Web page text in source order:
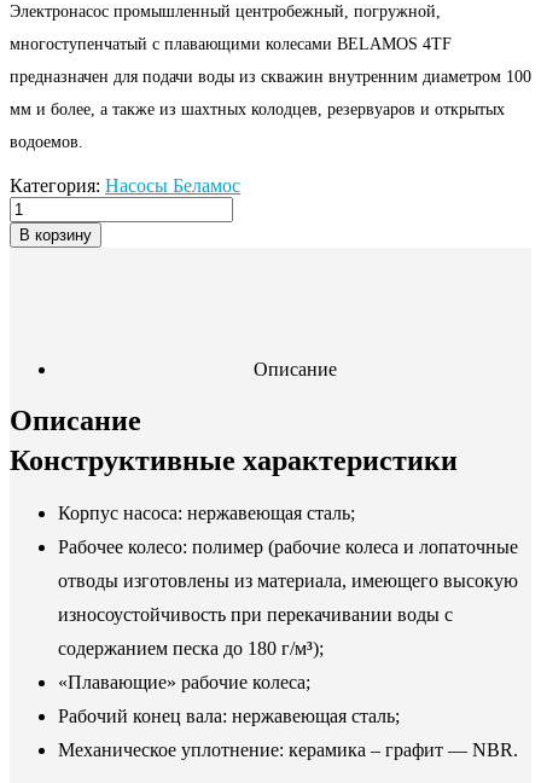
Электронасос промышленный центробежный, погружной,
многоступенчатый c плавающими колесами BELAMOS 4TF
предназначен для подачи воды из скважин внутренним диаметром 100
мм и более, а также из шахтных колодцев, резервуаров и открытых
водоемов.
Категория: Насосы Беламос
В корзину
Описание
Описание
Конструктивные характеристики
Корпус насоса: нержавеющая сталь;
Рабочее колесо: полимер (рабочие колеса и лопаточные
отводы изготовлены из материала, имеющего высокую
износоустойчивость при перекачивании воды с
содержанием песка до 180 г/м³);
«Плавающие» рабочие колеса;
Рабочий конец вала: нержавеющая сталь;
Механическое уплотнение: керамика – графит — NBR.